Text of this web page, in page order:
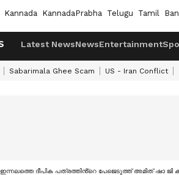
Kannada KannadaPrabha Telugu Tamil
Latest NewsNewsEntertainment
Sabarimala Ghee Scam US - Iran Conflict
ഇന്നലത്തെ ദീപിക പത്രത്തിൻ്റെ പേജെടുത്ത് അമിത് ഷാ